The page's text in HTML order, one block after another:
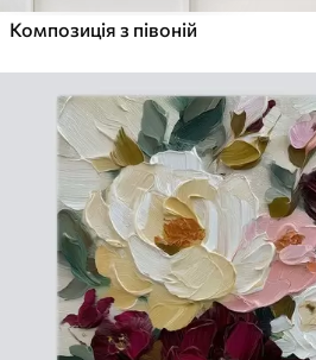
Композиція з півоній